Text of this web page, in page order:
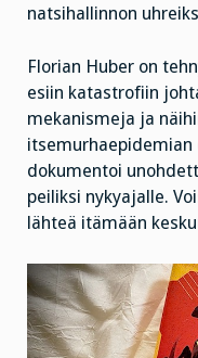
natsihallinnon
Florian Huber on
esiin katastrofiin
mekanismeja ja
itsemurhaepidemian
dokumentoi
peiliksi nykyajalle.
lähteä itämään